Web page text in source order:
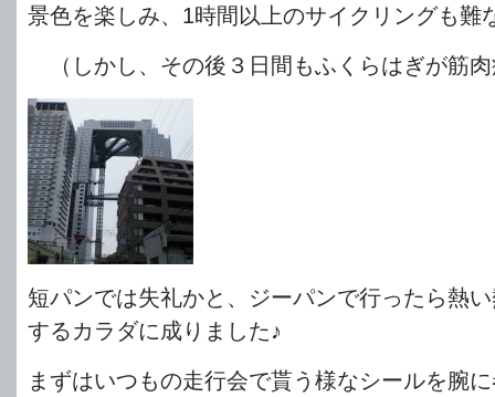
景色を楽しみ、1時間以上のサイクリングも難
（しかし、その後３日間もふくらはぎが筋
短パンでは失礼かと、ジーパンで行ったら熱
するカラダに成りました♪
まずはいつもの走行会で貰う様なシールを腕